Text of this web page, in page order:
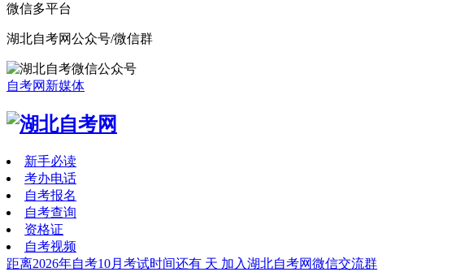
微信多平台
湖北自考网公众号/微信群
自考网新媒体
新手必读
考办电话
自考报名
自考查询
资格证
自考视频
距离2026年自考10月考试时间还有 天 加入湖北自考网微信交流群